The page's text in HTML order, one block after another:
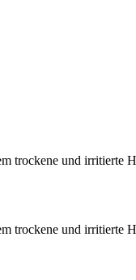
trockene und irritierte
trockene und irritierte